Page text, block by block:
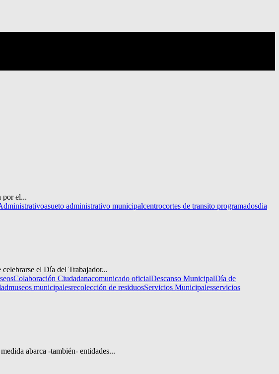
por el...
asueto administrativo municipalcentrocortes de transito programadosdia
el Día del Trabajador...
Colaboración Ciudadanacomunicado oficialDescanso MunicipalDía de
museos municipalesrecolección de residuosServicios Municipalesservicios
abarca -también- entidades...